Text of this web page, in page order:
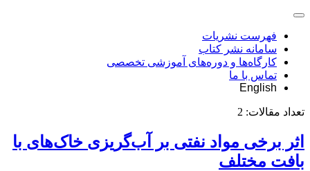
فهرست نشریات
سامانه نشر کتاب
کارگاه‌ها و دوره‌های آموزشی تخصصی
تماس با ما
English
تعداد مقالات: 2
اثر برخی مواد نفتی بر آب‌گریزی خاک‌های با
بافت مختلف